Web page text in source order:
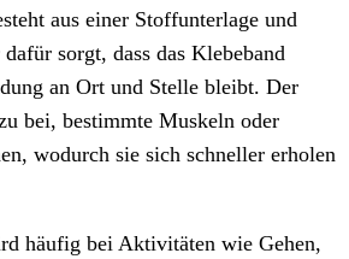
aus einer Stoffunterlage und
sorgt, dass das Klebeband
an Ort und Stelle bleibt. Der
bei, bestimmte Muskeln oder
wodurch sie sich schneller erholen
häufig bei Aktivitäten wie Gehen,